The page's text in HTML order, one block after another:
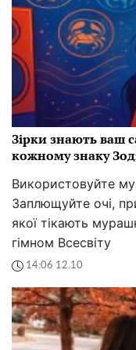
Зірки знають ваш
кожному знаку
Використовуйте
Заплющуйте очі,
якої тікають
гімном Всесвіту
14:06 12.10